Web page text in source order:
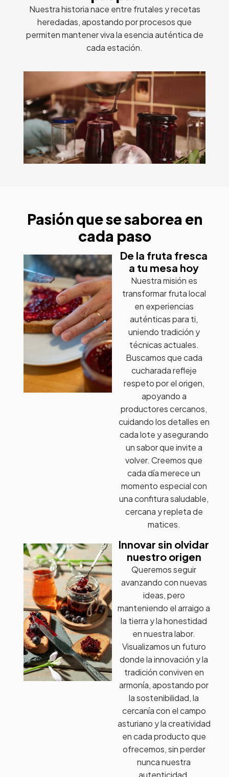
Nuestra historia nace entre frutales y recetas
heredadas, apostando por procesos que
permiten mantener viva la esencia auténtica de
cada estación.
Pasión que se saborea en
cada paso
De la fruta fresca
a tu mesa hoy
Nuestra misión es
transformar fruta local
en experiencias
auténticas para ti,
uniendo tradición y
técnicas actuales.
Buscamos que cada
cucharada refleje
respeto por el origen,
apoyando a
productores cercanos,
cuidando los detalles en
cada lote y asegurando
un sabor que invite a
volver. Creemos que
cada día merece un
momento especial con
una confitura saludable,
cercana y repleta de
matices.
Innovar sin olvidar
nuestro origen
Queremos seguir
avanzando con nuevas
ideas, pero
manteniendo el arraigo a
la tierra y la honestidad
en nuestra labor.
Visualizamos un futuro
donde la innovación y la
tradición conviven en
armonía, apostando por
la sostenibilidad, la
cercanía con el campo
asturiano y la creatividad
en cada producto que
ofrecemos, sin perder
nunca nuestra
autenticidad.